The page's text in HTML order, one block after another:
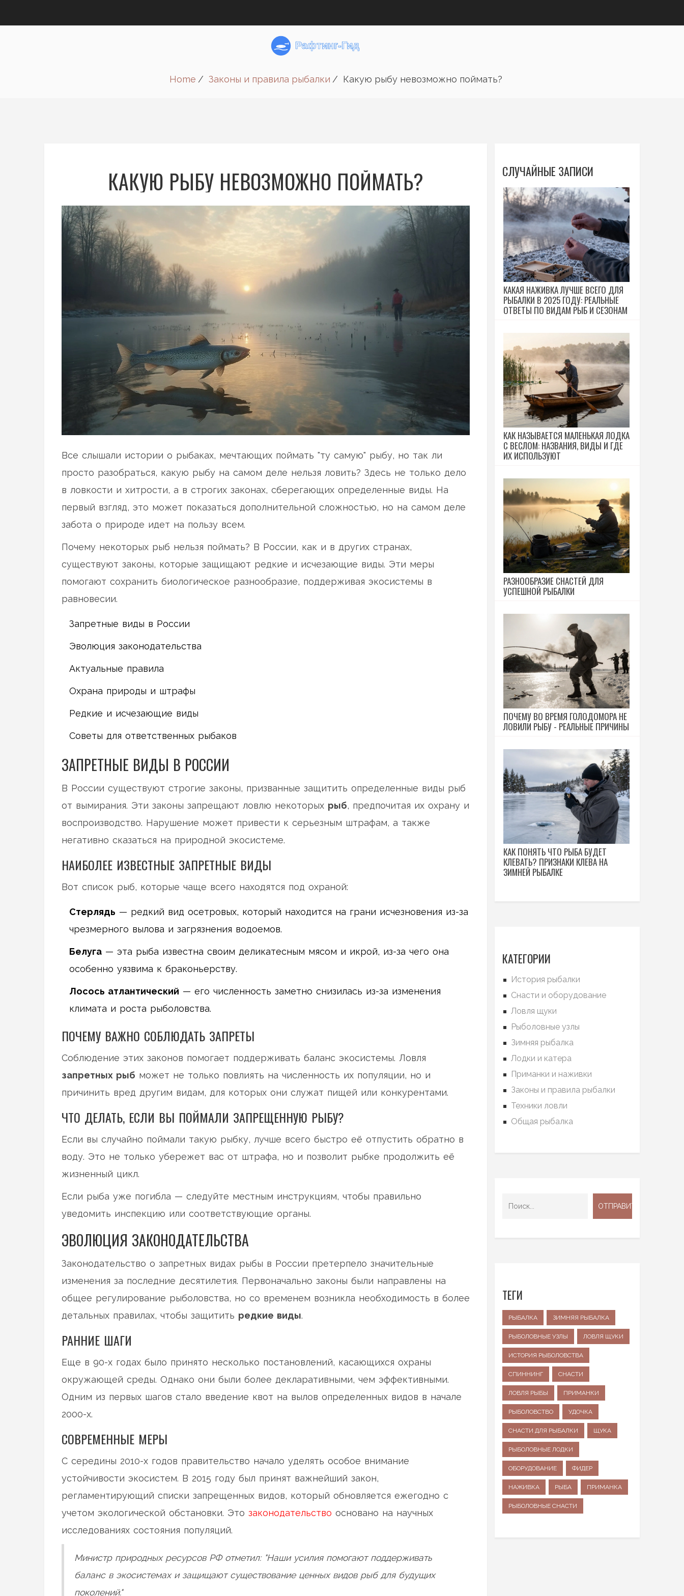
Home Законы и правила рыбалки Какую рыбу невозможно поймать?
КАКУЮ РЫБУ НЕВОЗМОЖНО ПОЙМАТЬ?
Все слышали истории о рыбаках, мечтающих поймать "ту самую" рыбу, но так ли
просто разобраться, какую рыбу на самом деле нельзя ловить? Здесь не только дело
в ловкости и хитрости, а в строгих законах, сберегающих определенные виды. На
первый взгляд, это может показаться дополнительной сложностью, но на самом деле
забота о природе идет на пользу всем.
Почему некоторых рыб нельзя поймать? В России, как и в других странах,
существуют законы, которые защищают редкие и исчезающие виды. Эти меры
помогают сохранить биологическое разнообразие, поддерживая экосистемы в
равновесии.
Запретные виды в России
Эволюция законодательства
Актуальные правила
Охрана природы и штрафы
Редкие и исчезающие виды
Советы для ответственных рыбаков
ЗАПРЕТНЫЕ ВИДЫ В РОССИИ
В России существуют строгие законы, призванные защитить определенные виды рыб
от вымирания. Эти законы запрещают ловлю некоторых рыб, предпочитая их охрану и
воспроизводство. Нарушение может привести к серьезным штрафам, а также
негативно сказаться на природной экосистеме.
НАИБОЛЕЕ ИЗВЕСТНЫЕ ЗАПРЕТНЫЕ ВИДЫ
Вот список рыб, которые чаще всего находятся под охраной:
Стерлядь — редкий вид осетровых, который находится на грани исчезновения из-за
чрезмерного вылова и загрязнения водоемов.
Белуга — эта рыба известна своим деликатесным мясом и икрой, из-за чего она
особенно уязвима к браконьерству.
Лосось атлантический — его численность заметно снизилась из-за изменения
климата и роста рыболовства.
ПОЧЕМУ ВАЖНО СОБЛЮДАТЬ ЗАПРЕТЫ
Соблюдение этих законов помогает поддерживать баланс экосистемы. Ловля
запретных рыб может не только повлиять на численность их популяции, но и
причинить вред другим видам, для которых они служат пищей или конкурентами.
ЧТО ДЕЛАТЬ, ЕСЛИ ВЫ ПОЙМАЛИ ЗАПРЕЩЕННУЮ РЫБУ?
Если вы случайно поймали такую рыбку, лучше всего быстро её отпустить обратно в
воду. Это не только убережет вас от штрафа, но и позволит рыбке продолжить её
жизненный цикл.
Если рыба уже погибла — следуйте местным инструкциям, чтобы правильно
уведомить инспекцию или соответствующие органы.
ЭВОЛЮЦИЯ ЗАКОНОДАТЕЛЬСТВА
Законодательство о запретных видах рыбы в России претерпело значительные
изменения за последние десятилетия. Первоначально законы были направлены на
общее регулирование рыболовства, но со временем возникла необходимость в более
детальных правилах, чтобы защитить редкие виды.
РАННИЕ ШАГИ
Еще в 90-х годах было принято несколько постановлений, касающихся охраны
окружающей среды. Однако они были более декларативными, чем эффективными.
Одним из первых шагов стало введение квот на вылов определенных видов в начале
2000-х.
СОВРЕМЕННЫЕ МЕРЫ
С середины 2010-х годов правительство начало уделять особое внимание
устойчивости экосистем. В 2015 году был принят важнейший закон,
регламентирующий списки запрещенных видов, который обновляется ежегодно с
учетом экологической обстановки. Это законодательство основано на научных
исследованиях состояния популяций.
Министр природных ресурсов РФ отметил: "Наши усилия помогают поддерживать
баланс в экосистемах и защищают существование ценных видов рыб для будущих
поколений."
СЛУЧАЙНЫЕ ЗАПИСИ
КАКАЯ НАЖИВКА ЛУЧШЕ ВСЕГО ДЛЯ
РЫБАЛКИ В 2025 ГОДУ: РЕАЛЬНЫЕ
ОТВЕТЫ ПО ВИДАМ РЫБ И СЕЗОНАМ
КАК НАЗЫВАЕТСЯ МАЛЕНЬКАЯ ЛОДКА
С ВЕСЛОМ: НАЗВАНИЯ, ВИДЫ И ГДЕ
ИХ ИСПОЛЬЗУЮТ
РАЗНООБРАЗИЕ СНАСТЕЙ ДЛЯ
УСПЕШНОЙ РЫБАЛКИ
ПОЧЕМУ ВО ВРЕМЯ ГОЛОДОМОРА НЕ
ЛОВИЛИ РЫБУ - РЕАЛЬНЫЕ ПРИЧИНЫ
КАК ПОНЯТЬ ЧТО РЫБА БУДЕТ
КЛЕВАТЬ? ПРИЗНАКИ КЛЕВА НА
ЗИМНЕЙ РЫБАЛКЕ
КАТЕГОРИИ
История рыбалки
Снасти и оборудование
Ловля щуки
Рыболовные узлы
Зимняя рыбалка
Лодки и катера
Приманки и наживки
Законы и правила рыбалки
Техники ловли
Общая рыбалка
ТЕГИ
РЫБАЛКА ЗИМНЯЯ РЫБАЛКА
РЫБОЛОВНЫЕ УЗЛЫ ЛОВЛЯ ЩУКИ
ИСТОРИЯ РЫБОЛОВСТВА
СПИННИНГ СНАСТИ
ЛОВЛЯ РЫБЫ ПРИМАНКИ
РЫБОЛОВСТВО УДОЧКА
СНАСТИ ДЛЯ РЫБАЛКИ ЩУКА
РЫБОЛОВНЫЕ ЛОДКИ
ОБОРУДОВАНИЕ ФИДЕР
НАЖИВКА РЫБА ПРИМАНКА
РЫБОЛОВНЫЕ СНАСТИ